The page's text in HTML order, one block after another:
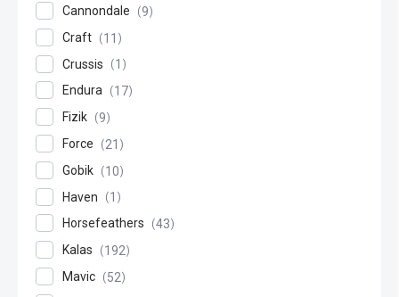
Cannondale
9
Craft
11
Crussis
1
Endura
17
Fizik
9
Force
21
Gobik
10
Haven
1
Horsefeathers
43
Kalas
192
Mavic
52